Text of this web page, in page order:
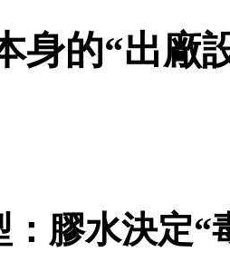
身的“出廠
：膠水決定“